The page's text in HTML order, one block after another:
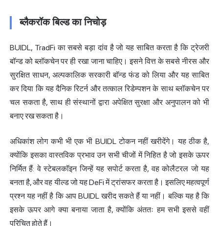
ब्लैकरॉक बिल्ड का निचोड़
BUIDL, TradFiका सबसे बड़ा दांव है जो यह साबित करता है कि ट्रेजरी
बॉन्ड को ब्लॉकचेन पर ही रखा जाना चाहिए। इसने वित्त के सबसे नीरस और
सुरक्षित साधन, अल्पकालिक सरकारी बॉन्ड फंड को लिया और यह साबित
कर दिया कि यह दैनिक रिटर्न और तत्काल रिडेम्पशन के साथ ब्लॉकचेन पर
चल सकता है, साथ ही संस्थानों द्वारा अपेक्षित सुरक्षा और अनुपालन को भी
बनाए रख सकता है।
अधिकांश लोग कभी भी एक भी BUIDL टोकन नहीं खरीदेंगे। यह ठीक है,
क्योंकि इसका वास्तविक प्रभाव उन सभी चीजों में निहित है जो इसके ऊपर
निर्मित हैं: वे स्टेबलकॉइन जिन्हें यह सपोर्ट करता है, वह कोलैटरल जो यह
बनता है, और वह यील्ड जो यह DeFi में ट्रांसफर करता है। इसलिए महत्वपूर्ण
प्रश्न यह नहीं है कि आप BUIDL खरीद सकते हैं या नहीं। बल्कि यह है कि
इसके ऊपर आगे क्या बनाया जाता है, क्योंकि अंततः हम सभी इससे वहीं
परिचित होते हैं।